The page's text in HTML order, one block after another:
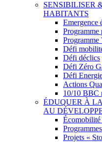
SENSIBILISER
HABITANTS
Emergence
Programme
Programme
Défi
Défi déclics
Défi Zéro
Défi
Actions
10/10 BBC
ÉDUQUER À
AU
Écomobilité
Projets «